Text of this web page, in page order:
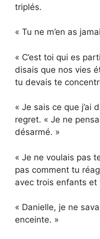
triplés.
« Tu ne m’en as
« C’est toi qui es
disais que nos vies
tu devais te
« Je sais ce que j’ai
regret. « Je ne
désarmé. »
« Je ne voulais pas
pas comment tu
avec trois enfants et
« Danielle, je ne
enceinte. »